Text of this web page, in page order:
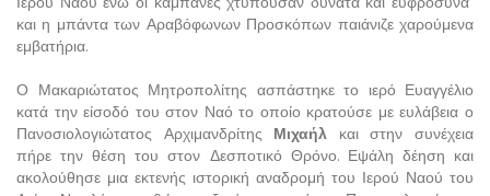
και η μπάντα των Αραβόφωνων Προσκόπων παιάνιζε χαρούμενα
εμβατήρια.
Ο Μακαριώτατος Μητροπολίτης ασπάστηκε το ιερό Ευαγγέλιο
κατά την είσοδό του στον Ναό το οποίο κρατούσε με ευλάβεια ο
Πανοσιολογιώτατος Αρχιμανδρίτης Μιχαήλ και στην συνέχεια
πήρε την θέση του στον Δεσποτικό Θρόνο. Εψάλη δέηση και
ακολούθησε μια εκτενής ιστορική αναδρομή του Ιερού Ναού του